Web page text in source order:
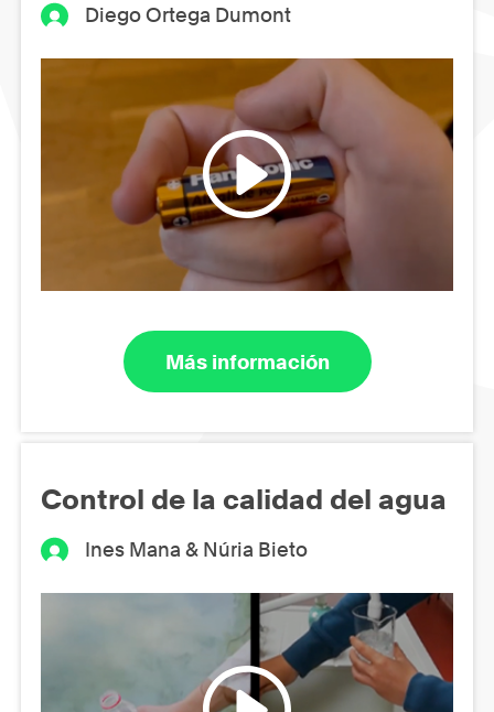
Diego Ortega Dumont
Más información
Control de la calidad del agua
Ines Mana & Núria Bieto